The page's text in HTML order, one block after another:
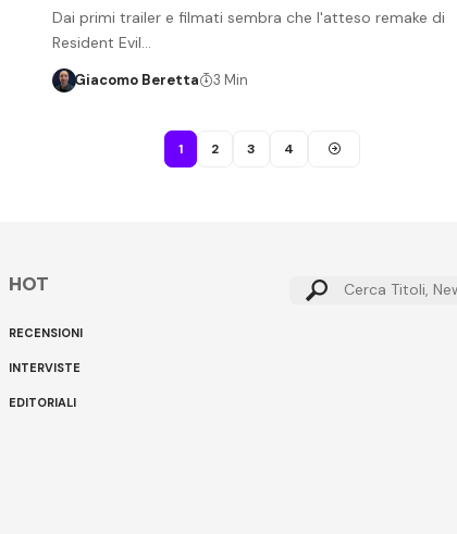
Dai primi trailer e filmati sembra che l'atteso remake di
Resident Evil…
Giacomo Beretta 3 Min
1 2 3 4
HOT
RECENSIONI
INTERVISTE
EDITORIALI
Cerca: